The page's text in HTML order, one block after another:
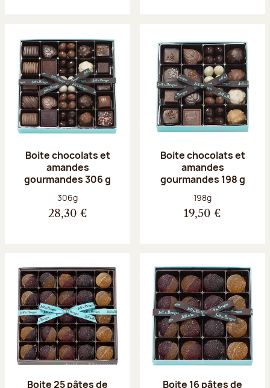
Boite chocolats et
amandes
gourmandes 306 g
Poids net :
306g
28,30 €
Boite chocolats et
amandes
gourmandes 198 g
Poids net :
198g
19,50 €
Boite 25 pâtes de Boite 16 pâtes de